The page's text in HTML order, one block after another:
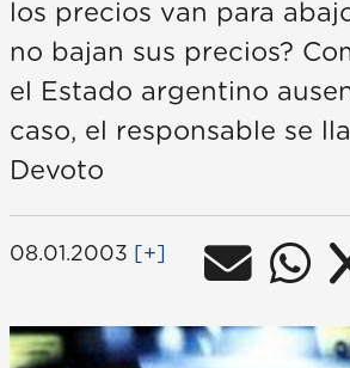
los precios van para
no bajan sus precios?
el Estado argentino
caso, el responsable se
Devoto
08.01.2003 [+]